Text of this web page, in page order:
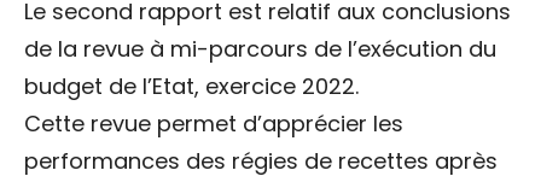
Le second rapport est relatif aux conclusions
de la revue à mi-parcours de l’exécution du
budget de l’Etat, exercice 2022.
Cette revue permet d’apprécier les
performances des régies de recettes après